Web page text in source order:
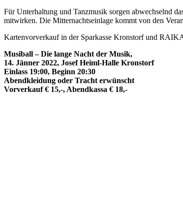
Für Unterhaltung und Tanzmusik sorgen abwechselnd
mitwirken. Die Mitternachtseinlage kommt von den
Kartenvorverkauf in der Sparkasse Kronstorf und
Musiball – Die lange Nacht der Musik,
14. Jänner 2022, Josef Heiml-Halle Kronstorf
Einlass 19:00, Beginn 20:30
Abendkleidung oder Tracht erwünscht
Vorverkauf € 15,-, Abendkassa € 18,-